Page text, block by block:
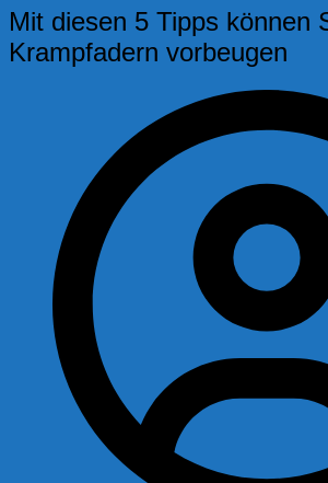
Mit diesen 5 Tipps können
Krampfadern vorbeugen